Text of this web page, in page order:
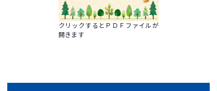
クリックするとＰＤＦファイルが
開きます